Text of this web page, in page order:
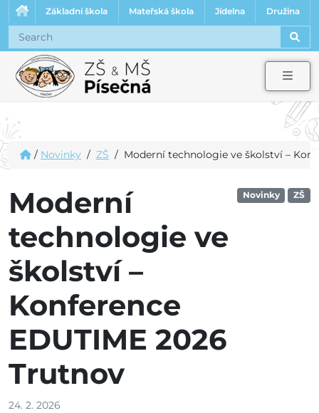
Základní škola Mateřská škola Jídelna Družina
/ Novinky / ZŠ / Moderní technologie ve školství –
Novinky ZŠ
Moderní
technologie ve
školství –
Konference
EDUTIME 2026
Trutnov
24. 2. 2026